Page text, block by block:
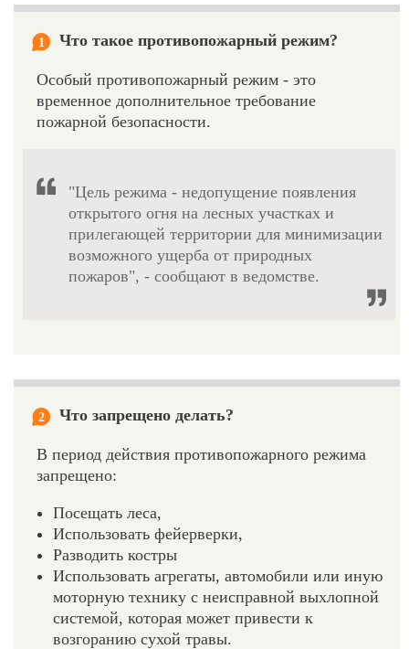
1 Что такое противопожарный режим?
Особый противопожарный режим - это
временное дополнительное требование
пожарной безопасности.
"Цель режима - недопущение появления
открытого огня на лесных участках и
прилегающей территории для минимизации
возможного ущерба от природных
пожаров", - сообщают в ведомстве.
2 Что запрещено делать?
В период действия противопожарного режима
запрещено:
Посещать леса,
Использовать фейерверки,
Разводить костры
Использовать агрегаты, автомобили или иную
моторную технику с неисправной выхлопной
системой, которая может привести к
возгоранию сухой травы.